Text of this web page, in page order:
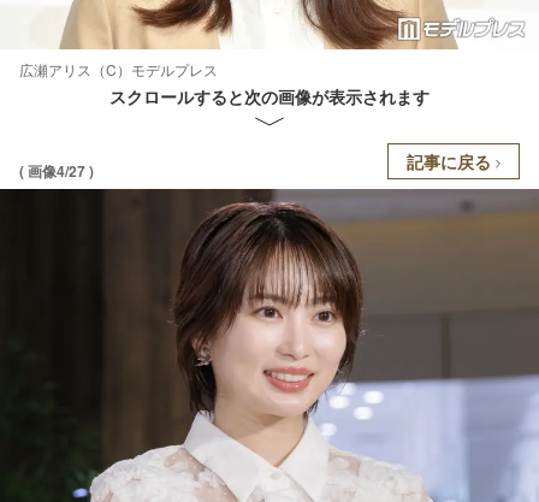
広瀬アリス（C）モデルプレス
スクロールすると次の画像が表示されます
( 画像4/27 ) 記事に戻る